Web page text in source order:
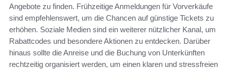
Angebote zu finden. Frühzeitige Anmeldungen für Vorverkäufe
sind empfehlenswert, um die Chancen auf günstige Tickets zu
erhöhen. Soziale Medien sind ein weiterer nützlicher Kanal, um
Rabattcodes und besondere Aktionen zu entdecken. Darüber
hinaus sollte die Anreise und die Buchung von Unterkünften
rechtzeitig organisiert werden, um einen klaren und stressfreien